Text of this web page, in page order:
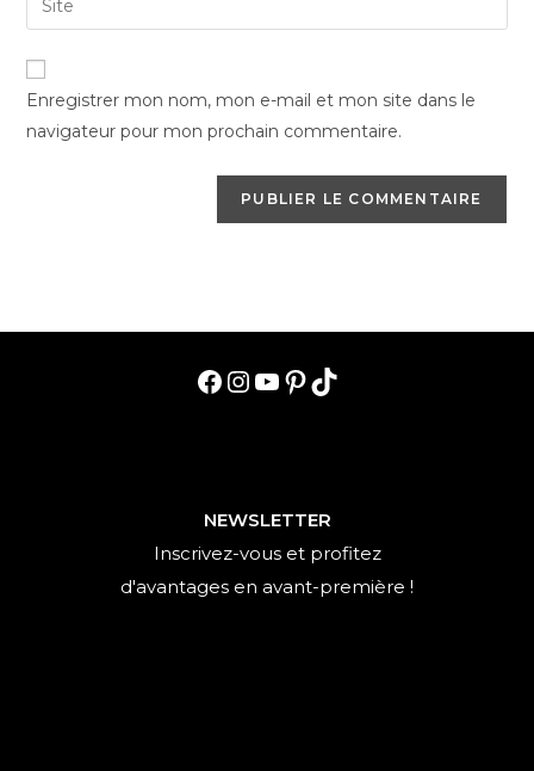
to
address
comment
l’URL
de
votre
Enregistrer mon nom, mon e-mail et mon site dans le
navigateur pour mon prochain commentaire.
Facebook
Instagram
YouTube
Pinterest
TikTok
NEWSLETTER
Inscrivez-vous et profitez
d'avantages en avant-première !